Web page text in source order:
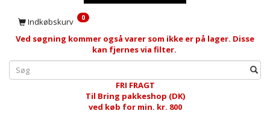
Indkøbskurv 0
Ved søgning kommer også varer som ikke er på lager. Disse
kan fjernes via filter.
FRI FRAGT
Til Bring pakkeshop (DK)
ved køb for min. kr. 800